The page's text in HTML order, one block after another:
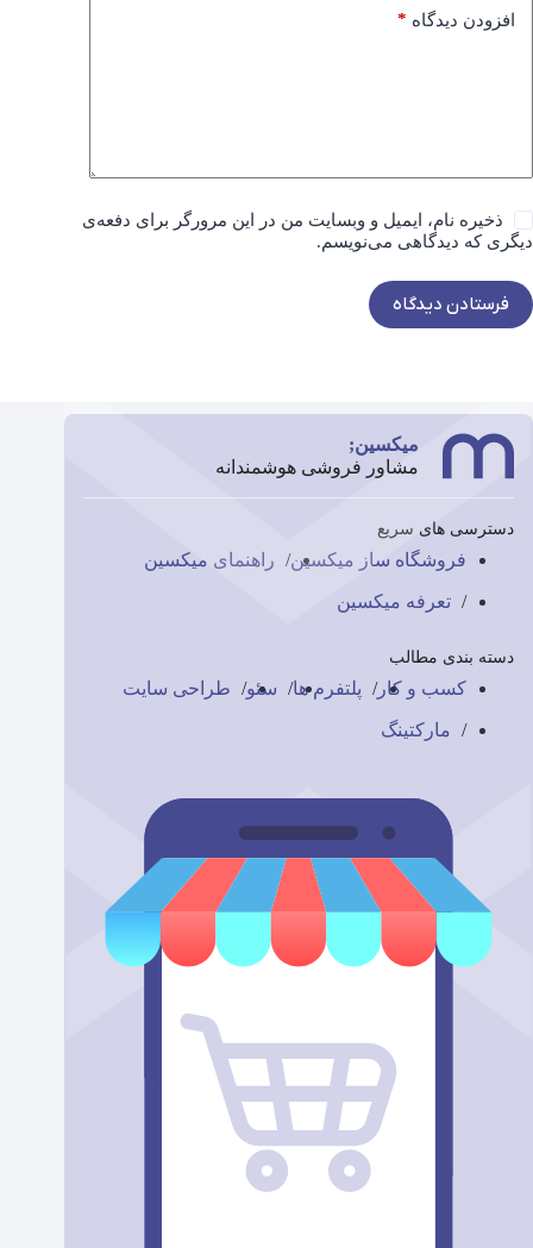
افزودن دیدگاه *
ذخیره نام، ایمیل و وبسایت من در این مرورگر برای دفعه‌ی
دیگری که دیدگاهی می‌نویسم.
فرستادن دیدگاه
میکسین;
مشاور فروشی هوشمندانه
دسترسی های سریع
فروشگاه ساز میکسین راهنمای میکسین
تعرفه میکسین
دسته بندی مطالب
کسب و کار پلتفرم ها سئو طراحی سایت
مارکتینگ